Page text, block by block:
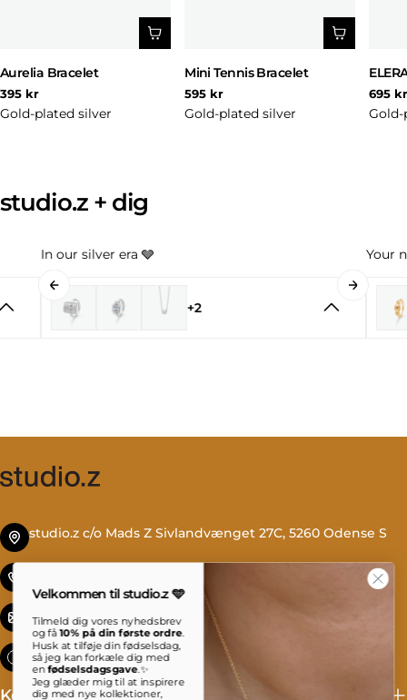
Aurelia Bracelet
Regular
price
395 kr
Gold-plated silver
Mini Tennis Bracelet
Regular
price
595 kr
Gold-plated silver
price
695
studio.z + dig
In our silver era 🩶
+2
Your
studio.z c/o Mads Z Sivlandvænget 27C, 5260 Odense S
info@studioz.dk
Mandag til torsdag: 8 - 16 Fredag: 8 - 15:30
Kollektioner
Velkommen til studio.z 🩵
Tilmeld dig vores nyhedsbrev
og få10% på din første ordre.
Husk at tilføje din fødselsdag,
så jeg kan forkæle dig med
enfødselsdagsgave.✨
Jeg glæder mig til at inspirere
dig med nye kollektioner,